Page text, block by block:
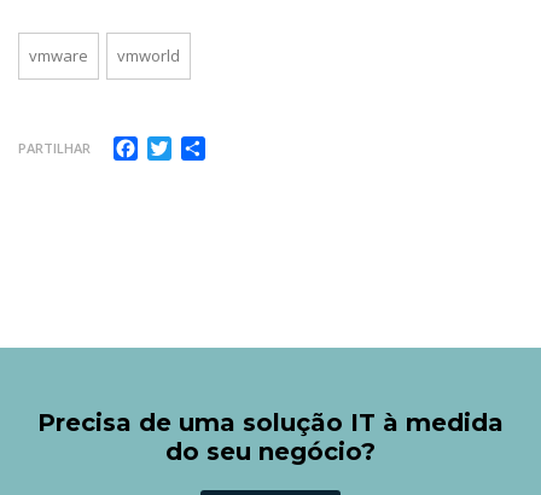
vmware vmworld
PARTILHAR Facebook
Twitter
Precisa de uma solução IT à medida
do seu negócio?